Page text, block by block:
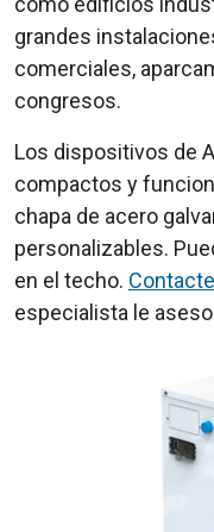
grandes
comerciales,
congresos.
Los dispositivos de
compactos y
chapa de acero
personalizables.
en el techo.
especialista le